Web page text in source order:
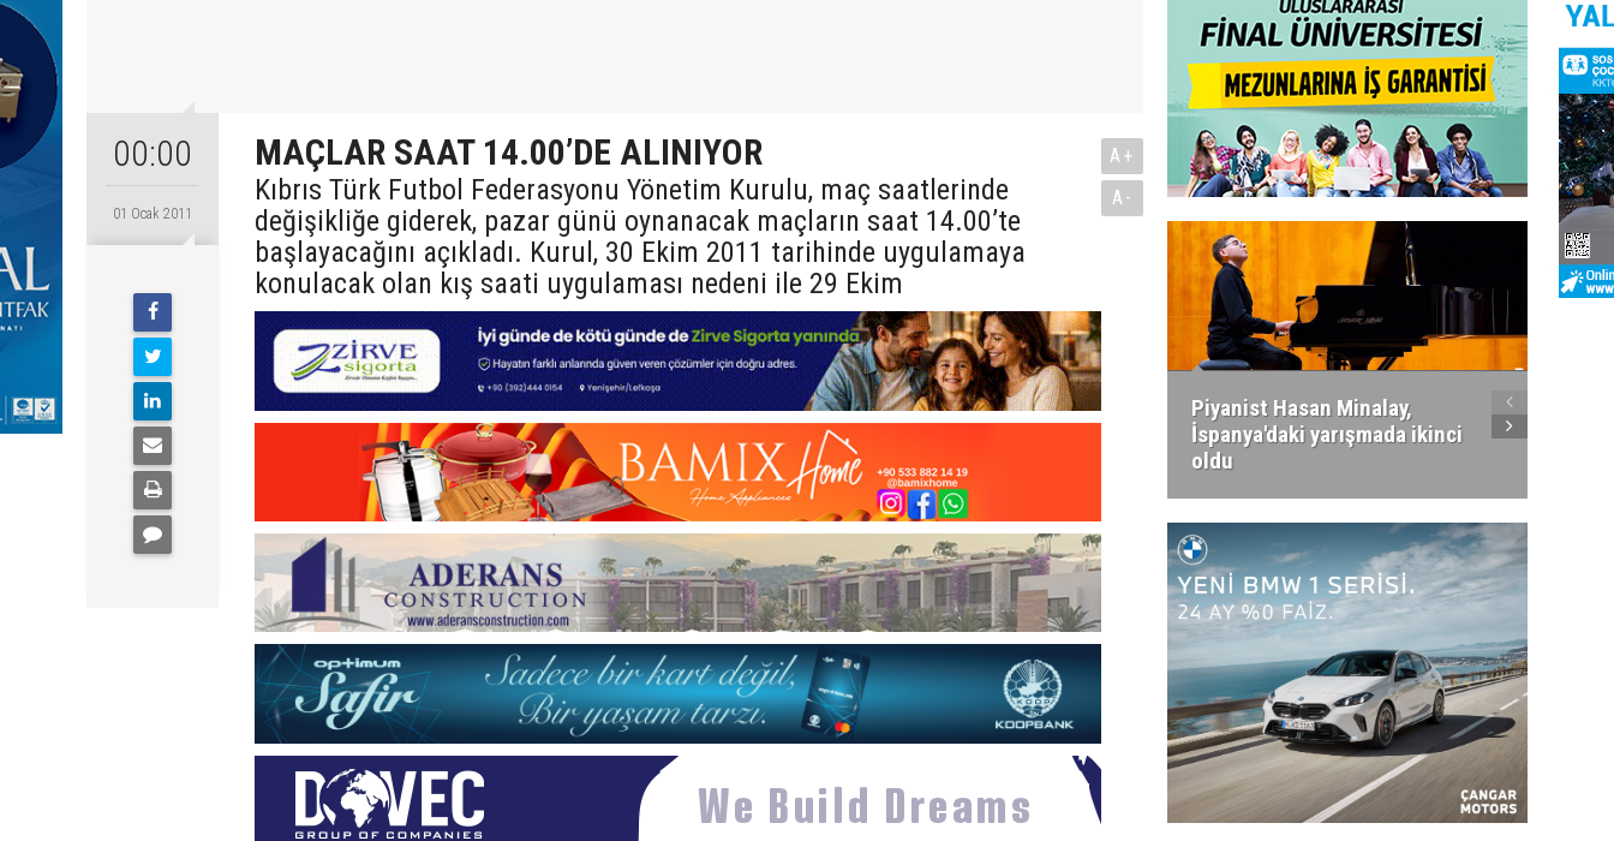
00:00
01 Ocak 2011
MAÇLAR SAAT 14.00’DE ALINIYOR
Kıbrıs Türk Futbol Federasyonu Yönetim Kurulu, maç saatlerinde
değişikliğe giderek, pazar günü oynanacak maçların saat 14.00’te
başlayacağını açıkladı. Kurul, 30 Ekim 2011 tarihinde uygulamaya
konulacak olan kış saati uygulaması nedeni ile 29 Ekim
A+
A-
Piyanist Hasan Minalay,
İspanya'daki yarışmada ikinci
oldu